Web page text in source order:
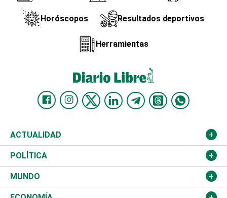
Horóscopos Resultados deportivos
Herramientas
ACTUALIDAD
Nacional
Ciudad
POLÍTICA
Partidos
MUNDO